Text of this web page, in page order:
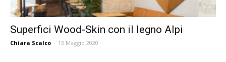
Superfici Wood-Skin con il legno Alpi
Chiara Scalco - 13 Maggio 2020